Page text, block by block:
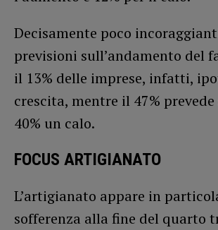
Decisamente poco
previsioni sull’andamento del
il 13% delle imprese, infatti,
crescita, mentre il 47%
40% un calo.
FOCUS ARTIGIANATO
L’artigianato appare in
sofferenza alla fine del quarto